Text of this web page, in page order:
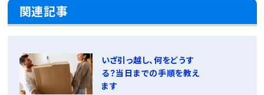
関連記事
いざ引っ越し、何をどうす
る？当日までの手順を教え
ます